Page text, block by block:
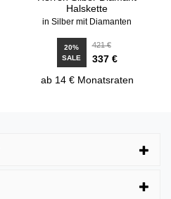
Halskette
in Silber mit Diamanten
20%
SALE
421 €
337 €
ab 14 € Monatsraten